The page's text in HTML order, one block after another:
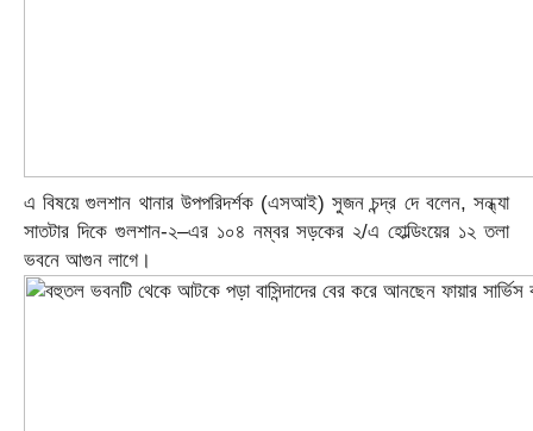
এ বিষয়ে গুলশান থানার উপপরিদর্শক (এসআই) সুজন চন্দ্র দে বলেন, সন্ধ্যা
সাতটার দিকে গুলশান-২–এর ১০৪ নম্বর সড়কের ২/এ হোল্ডিংয়ের ১২ তলা
ভবনে আগুন লাগে।